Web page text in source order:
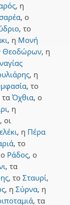
, η
, ο
, το
, η Μονή
Θεοδώρων, η
, η
, το
τα Όχθια, ο
, η
, οι
, η Πέρα
, το
ο Ράδος, ο
, τα
, το Σταυρί,
, η Σύρνα, η
, τα